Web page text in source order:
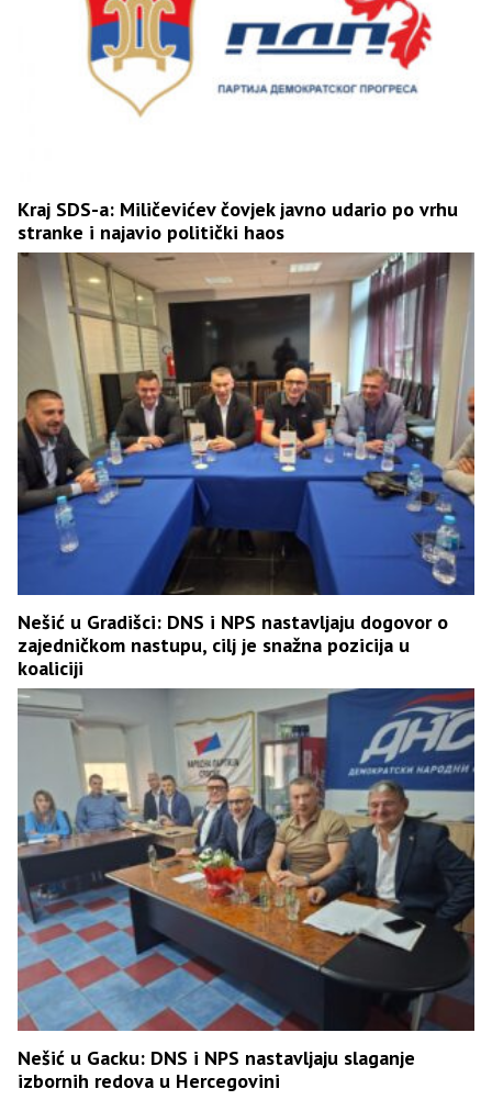
Kraj SDS-a: Miličevićev čovjek javno udario po vrhu
stranke i najavio politički haos
Nešić u Gradišci: DNS i NPS nastavljaju dogovor o
zajedničkom nastupu, cilj je snažna pozicija u
koaliciji
Nešić u Gacku: DNS i NPS nastavljaju slaganje
izbornih redova u Hercegovini